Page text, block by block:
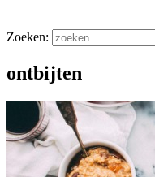
Zoeken:
ontbijten